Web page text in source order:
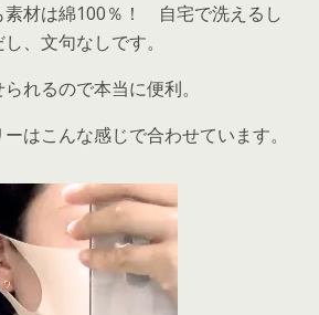
素材は綿100％！ 自宅で洗えるし
、文句なしです。
れるので本当に便利。
はこんな感じで合わせています。